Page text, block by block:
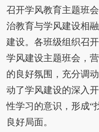
召开学风教育主题班
治教育与学风建设相
建设。各班级组织召
学风建设主题班会，
的良好氛围，充分调
动了学风建设的深入
性学习的意识，形成“
良好局面。